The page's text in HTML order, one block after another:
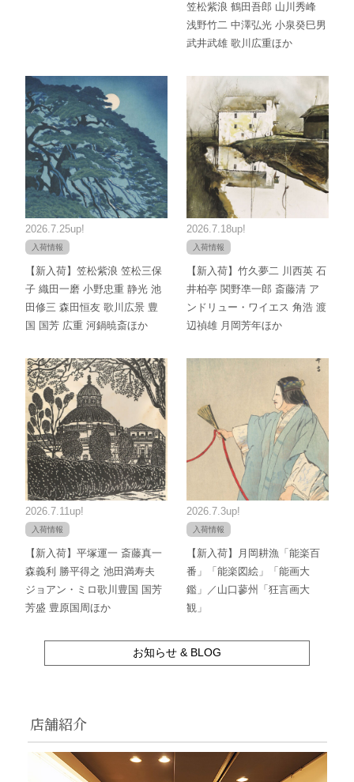
笠松紫浪 鶴田吾郎 山川秀峰
浅野竹二 中澤弘光 小泉癸巳男
武井武雄 歌川広重ほか
2026.7.25up!
入荷情報
【新入荷】笠松紫浪 笠松三保
子 織田一磨 小野忠重 静光 池
田修三 森田恒友 歌川広景 豊
国 国芳 広重 河鍋暁斎ほか
2026.7.18up!
入荷情報
【新入荷】竹久夢二 川西英 石
井柏亭 関野凖一郎 斎藤清 ア
ンドリュー・ワイエス 角浩 渡
辺禎雄 月岡芳年ほか
2026.7.11up!
入荷情報
【新入荷】平塚運一 斎藤真一
森義利 勝平得之 池田満寿夫
ジョアン・ミロ歌川豊国 国芳
芳盛 豊原国周ほか
2026.7.3up!
入荷情報
【新入荷】月岡耕漁「能楽百
番」「能楽図絵」「能画大
鑑」／山口蓼州「狂言画大
観」
お知らせ & BLOG
店舗紹介